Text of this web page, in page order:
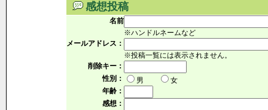
感想投稿
名前
※ハンドルネームなど
メールアドレス：
※投稿一覧には表示されません。
削除キー：
性別：
男
女
年齢：
感想：